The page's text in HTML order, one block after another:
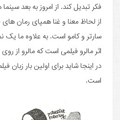
فکر تبدیل کند. از امروز به بعد
از لحاظ معنا و غنا همپای رمان های
سارتر و کامو است. به علاوه ما یک
اثر مالرو فیلمی است که مالرو از
در اینجا شاید برای اولین بار زبان
است.